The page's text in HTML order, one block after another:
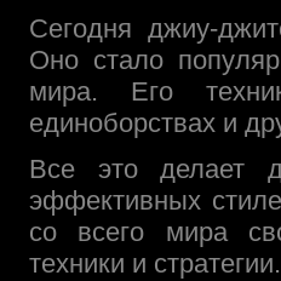
Сегодня джиу-
Оно стало
мира. Его
единоборствах и
Все это делает
эффективных
со всего мира
техники и стратегии.